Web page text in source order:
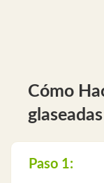
Cómo
glaseadas
Paso 1: